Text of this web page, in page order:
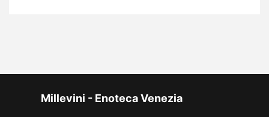
Millevini - Enoteca Venezia